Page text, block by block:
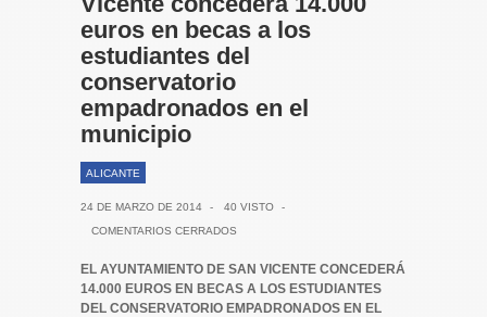
euros en becas a los
estudiantes del
conservatorio
empadronados en el
municipio
ALICANTE
24 DE MARZO DE 2014 - 40 VISTO
-
COMENTARIOS CERRADOS
EL AYUNTAMIENTO DE SAN VICENTE CONCEDERÁ
14.000 EUROS EN BECAS A LOS ESTUDIANTES
DEL CONSERVATORIO EMPADRONADOS EN EL